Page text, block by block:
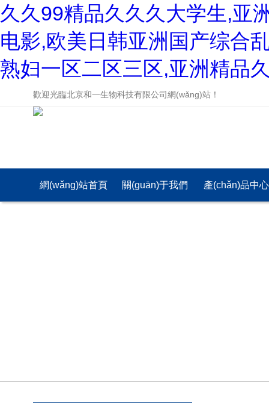
久久99精品久久久大学生,亚
电影,欧美日韩亚洲国产综合
熟妇一区二区三区,亚洲精品
歡迎光臨北京和一生物科技有限公司網(wǎng)站！
網(wǎng)站首頁 關(guān)于我們 產(chǎn)品中心